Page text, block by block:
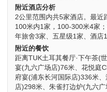
附近酒店分析
2公里范围内共5家酒店。最近
100米内1家，100-300米4家
年旅舍3家、五星级1家、酒店
附近的餐饮
距离TUK土耳其餐厅·下午茶(
宴(九六广场店)76米、花悦庭
府宴(浦东长河国际店)336米
店)298米、朱雀打边炉(九六